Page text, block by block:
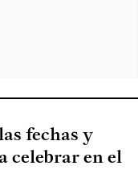
fechas y
celebrar en el